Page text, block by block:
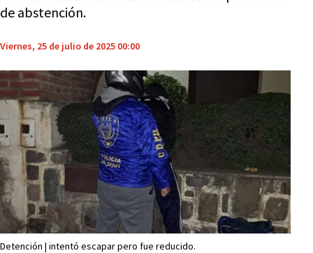
de abstención.
Viernes, 25 de julio de 2025 00:00
Detención | intentó escapar pero fue reducido.